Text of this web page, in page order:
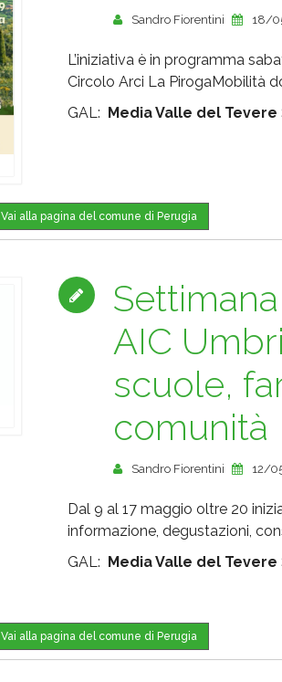
Sandro Fiorentini 18/
L’iniziativa è in programma
Circolo Arci La PirogaMobilità
GAL: Media Valle del Tevere
Vai alla pagina del comune di Perugia
AIC
scuole,
comunità
Sandro Fiorentini 12/
Dal 9 al 17 maggio oltre 20
informazione, degustazioni,
GAL: Media Valle del Tevere
Vai alla pagina del comune di Perugia